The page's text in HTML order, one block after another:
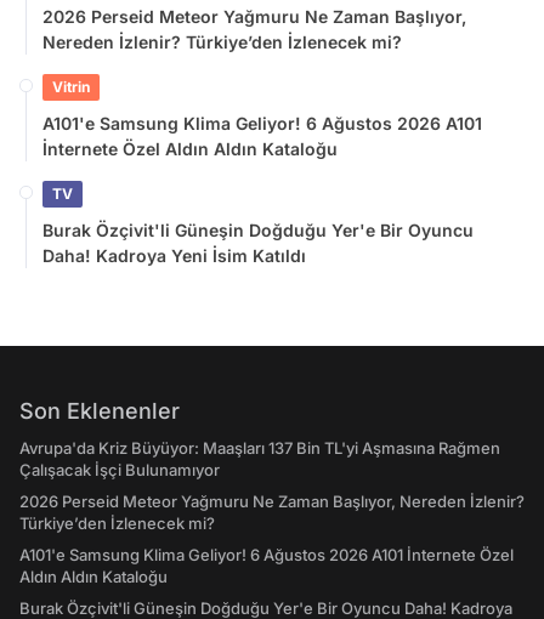
2026 Perseid Meteor Yağmuru Ne Zaman Başlıyor,
Nereden İzlenir? Türkiye’den İzlenecek mi?
Vitrin
A101'e Samsung Klima Geliyor! 6 Ağustos 2026 A101
İnternete Özel Aldın Aldın Kataloğu
TV
Burak Özçivit'li Güneşin Doğduğu Yer'e Bir Oyuncu
Daha! Kadroya Yeni İsim Katıldı
Son Eklenenler
Avrupa'da Kriz Büyüyor: Maaşları 137 Bin TL'yi Aşmasına Rağmen
Çalışacak İşçi Bulunamıyor
2026 Perseid Meteor Yağmuru Ne Zaman Başlıyor, Nereden İzlenir?
Türkiye’den İzlenecek mi?
A101'e Samsung Klima Geliyor! 6 Ağustos 2026 A101 İnternete Özel
Aldın Aldın Kataloğu
Burak Özçivit'li Güneşin Doğduğu Yer'e Bir Oyuncu Daha! Kadroya